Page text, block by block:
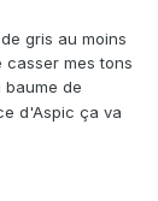
gris au moins
casser mes tons
baume de
d'Aspic ça va